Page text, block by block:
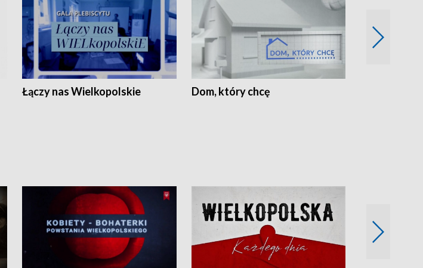
Łączy nas Wielkopolskie Dom, który chcę